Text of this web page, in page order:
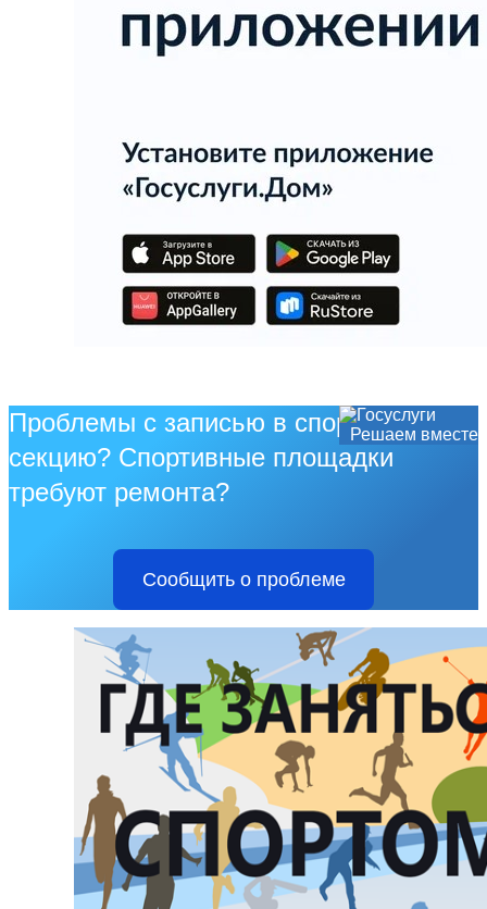
Решаем вместе
Проблемы с записью в спортивную
секцию? Спортивные площадки
требуют ремонта?
Сообщить о проблеме